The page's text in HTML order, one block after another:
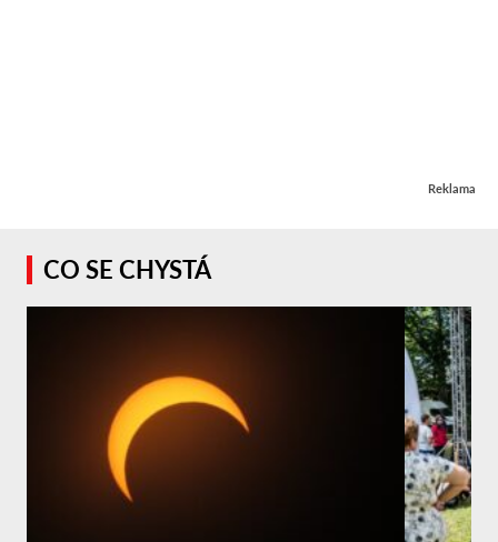
Reklama
CO SE CHYSTÁ